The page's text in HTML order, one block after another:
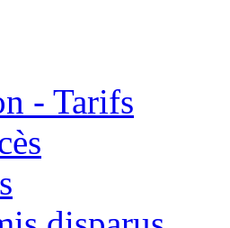
- Tarifs